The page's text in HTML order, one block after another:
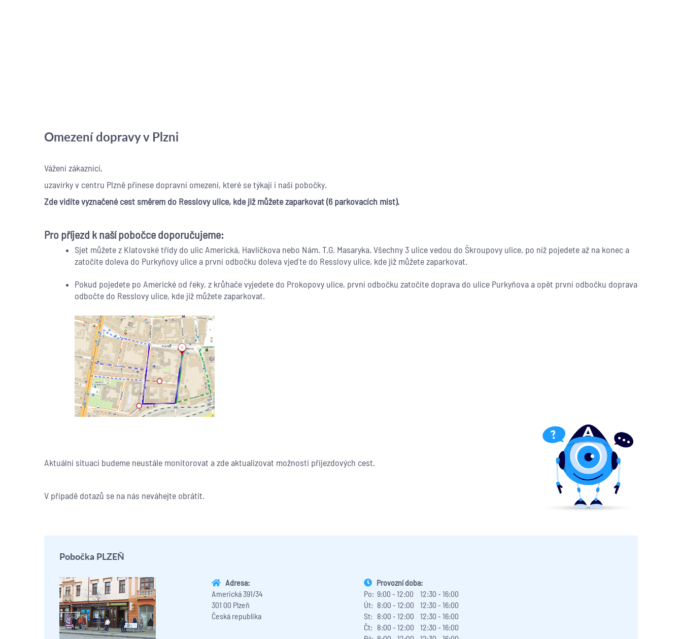
Omezení dopravy v Plzni
Vážení zákazníci,
uzavírky v centru Plzně přinese dopravní omezení, které se týkají i naší pobočky.
Zde vidíte vyznačené cest směrem do Resslovy ulice, kde již můžete zaparkovat (6 parkovacích míst).
Pro příjezd k naší pobočce doporučujeme:
Sjet můžete z Klatovské třídy do ulic Americká, Havlíčkova nebo Nám. T.G. Masaryka. Všechny 3 ulice vedou do Škroupovy ulice, po níž pojedete až na konec a
zatočíte doleva do Purkyňovy ulice a první odbočku doleva vjeďte do Resslovy ulice, kde již můžete zaparkovat.
Pokud pojedete po Americké od řeky, z krůhače vyjedete do Prokopovy ulice, první odbočku zatočíte doprava do ulice Purkyňova a opět první odbočku doprava
odbočte do Resslovy ulice, kde již můžete zaparkovat.
Aktuální situaci budeme neustále monitorovat a zde aktualizovat možnosti příjezdových cest.
V případě dotazů se na nás neváhejte obrátit.
Pobočka PLZEŇ
Adresa:
Americká 391/34
301 00 Plzeň
Česká republika
Provozní doba:
Po: 9:00 - 12:00
12:30 - 16:00
Út: 8:00 - 12:00 12:30 - 16:00
St: 8:00 - 12:00 12:30 - 16:00
Čt: 8:00 - 12:00 12:30 - 16:00